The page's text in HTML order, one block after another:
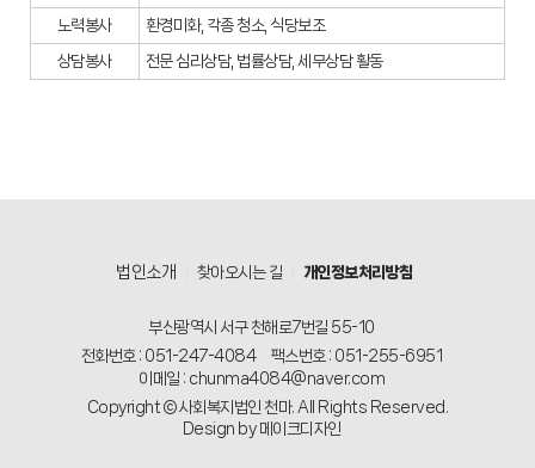
노력봉사 환경미화, 각종 청소, 식당보조
상담봉사 전문 심리상담, 법률상담, 세무상담 활동
법인소개 찾아오시는 길 개인정보처리방침
부산광역시 서구 천해로7번길 55-10
전화번호 : 051-247-4084
팩스번호 : 051-255-6951
이메일 : chunma4084@naver.com
Copyright © 사회복지법인 천마. All Rights Reserved.
Design by 메이크디자인